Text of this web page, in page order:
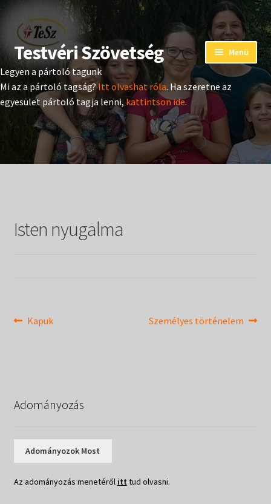
Ugrás
a
navigációhoz
Kilépés
a
tartalomba
Testvéri Szövetség Menü
Eseménynaptár
Adományozás
Pártoló tag belépés
Kiadványok
menu
Legyen a pártoló tagunk
Mi az a pártoló tagság?Itt olvashat róla. Ha szeretne az
egyesület pártoló tagja lenni, kattintson ide.
Isten nyugalma
Bejegyzés
Previous
Kapuk
Next
Személyes történelem
Adományozás
Adományozok Most
Az adományozás menetéről itt tud olvasni.